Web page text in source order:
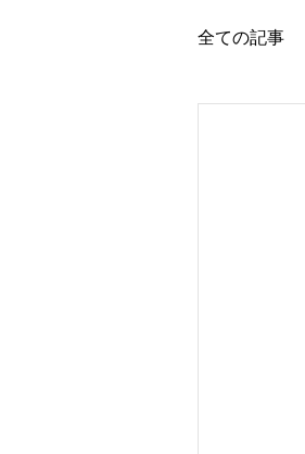
全ての記事